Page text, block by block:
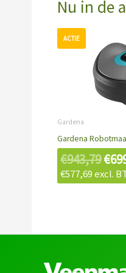
Nu in de
Gardena
Gardena
€943,79
prijs
was:
€
€577,69excl.